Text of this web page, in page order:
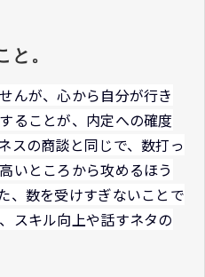
と。
んが、心から自分が行き
ることが、内定への確度
スの商談と同じで、数打っ
いところから攻めるほう
、数を受けすぎないことで
スキル向上や話すネタの